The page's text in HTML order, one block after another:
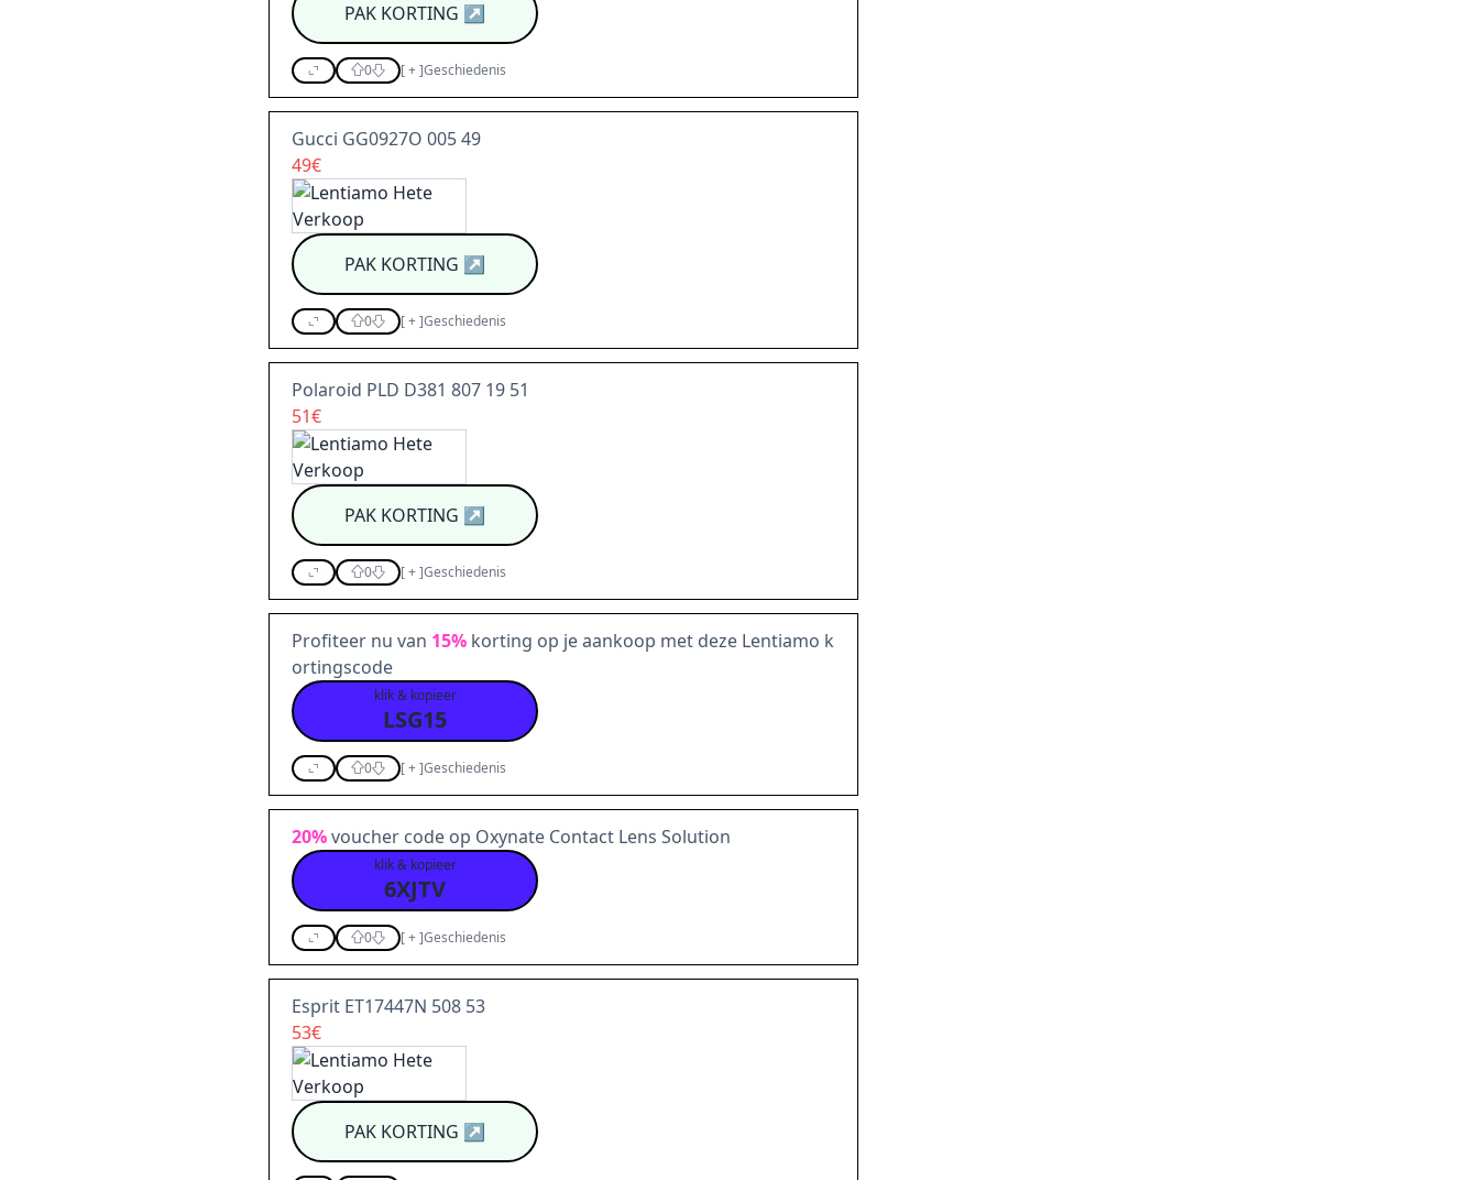
PAK KORTING ↗
0 [+]Geschiedenis
Gucci GG0927O 005 49
49€
PAK KORTING ↗
0 [+]Geschiedenis
Polaroid PLD D381 807 19 51
51€
PAK KORTING ↗
0 [+]Geschiedenis
Profiteer nu van 15% korting op je aankoop met deze Lentiamo k
ortingscode
klik & kopieer
LSG15
0 [+]Geschiedenis
20%voucher code op Oxynate Contact Lens Solution
klik & kopieer
6XJTV
0 [+]Geschiedenis
Esprit ET17447N 508 53
53€
PAK KORTING ↗